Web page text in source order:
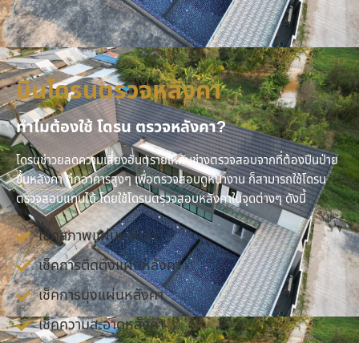
บินโดรนตรวจหลังคา
ทำไมต้องใช้ โดรน ตรวจหลังคา?
โดรนช่าวยลดความเสี่ยงอันตรายให้กับช่างตรวจสอบจากที่ต้องปีนป่าย
ขึ้นหลังคา ตึกอาคารสูงๆ เพื่อตรวจสอบดูหน้างาน ก็สามารถใช้โดรน
ตรวจสอบแทนได้ โดยใช้โดรนตรวจสอบหลังคาในจุดต่างๆ ดังนี้
เช็คสภาพแผ่นหลังคา
เช็คการติดตั้งแผ่นหลังคา
เช็คการมุงแผ่นหลังคา
เช็คความสะอาดหลังคา